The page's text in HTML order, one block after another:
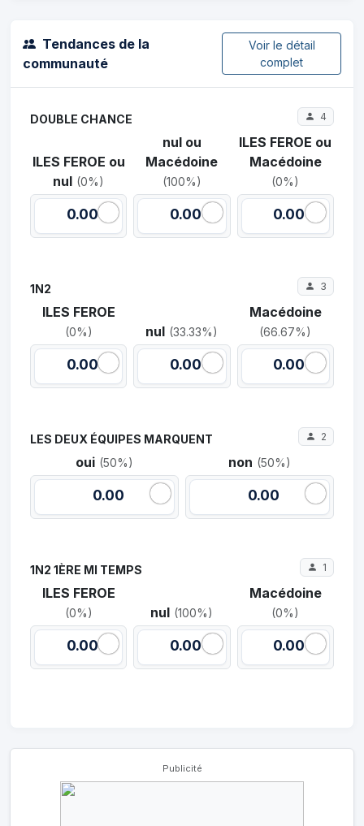
Tendances de la
communauté
Voir le détail
complet
DOUBLE CHANCE 4
ILES FEROE ou
nul (0%)
0.00
nul ou
Macédoine
(100%)
0.00
ILES FEROE ou
Macédoine
(0%)
0.00
1N2 3
ILES FEROE
(0%)
0.00
nul (33.33%)
0.00
Macédoine
(66.67%)
0.00
LES DEUX ÉQUIPES MARQUENT 2
oui (50%)
0.00
non (50%)
0.00
1N2 1ÈRE MI TEMPS 1
ILES FEROE
(0%)
0.00
nul (100%)
0.00
Macédoine
(0%)
0.00
Publicité